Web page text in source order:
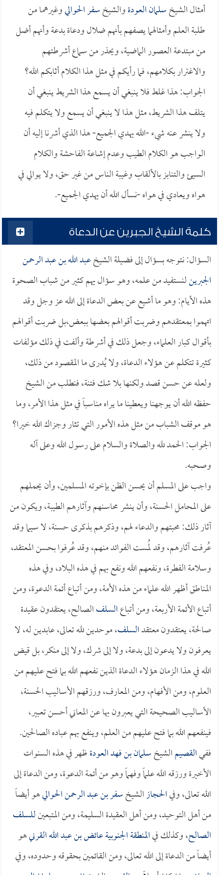
أمثال الشيخسلمان العودةوالشيخسفر الحواليوغيرهما من
طلبة العلم وأمثالهما يصفهم بأنهم ضلال ودعاة بدعة وأنهم أضل
من مبتدعة العصور الماضية، ويحذر من سماع أشرطتهم
والاغترار بكلامهم، فما رأيكم في مثل هذا الكلام أثابكم الله؟
الجواب: هذا غلط فلا ينبغي أن يسمع هذا الشريط ينبغي أن
يتلف هذا الشريط، مثل هذا لا ينبغي أن يسمع ولا يتكلم فيه
ولا ينشر عنه شيء -الله يهدي الجميع- هذا الذي أشرنا إليه أن
الواجب هو الكلام الطيب وعدم إشاعة الفاحشة والكلام
السيئ والتنابز بالألقاب وغيبة الناس من غير حق، ولا يوالي في
هواه ويعادي في هواه -نسأل الله أن يهدي الجميع-.
كلمة الشيخ الجبرين عن الدعاة
السؤال: نتوجه بسؤال إلى فضيلة الشيخعبد الله بن عبد الرحمن
الجبرينلنستفيد من علمه، وهو سؤال يهم كثير من شباب الصحوة
هذه الأيام: وهو ما أشيع عن بعض الدعاة إلى الله عز وجل وقد
اتهموا بمعتقدهم وضربت أقوالهم بعضها ببعض،بل ضربت أقوالهم
بأقوال كبار العلماء، وجعل ذلك في أشرطة وألفت في ذلك مؤلفات
كثيرة تتكلم عن هؤلاء الدعاة، ولا يُدرى ما المقصود من ذلك،
ولعله عن حسن قصد ولكنها بلا شك فتنة، فنطلب من الشيخ
حفظه الله أن يوجهنا ويعطينا ما يراه مناسباً في مثل هذا الأمر، وما
هو موقف الشباب من مثل هذه الأمور التي تثار وجزاك الله خيرا؟
الجواب: الحمد لله والصلاة والسلام على رسول الله وعلى آله
وصحبه.
واجب على المسلم أن يحسن الظن بإخوته المسلمين، وأن يحملهم
على المحامل الحسنة، وأن ينشر محاسنهم وآثارهم الطيبة، ويكون من
آثار ذلك: محبتهم والدعاء لهم، وذكرهم بذكرى حسنة، لا سيما وقد
عُرفت آثارهم، وقد لُمست الفوائد منهم، وقد عُرفوا بحسن المعتقد،
وسلامة الفطرة، ونفعهم الله ونفع بهم في هذه البلاد، وفي هذه
المناطق أظهر الله علماء من هذه الأمة، ومن أتباع أئمة الدعوة، ومن
أتباع الأئمة الأربعة، ومن أتباعالسلفالصالح، يعتقدون عقيدة
صالحة، يعتقدون معتقدالسلف، موحدين لله تعالى، عابدين له، لا
يعرفون ولا يدعون إلى بدعة، ولا إلى شرك، ولا إلى منكر، بل قيض
الله في هذا الزمان هؤلاء الدعاة الذين نفعهم الله بما فتح عليهم من
العلوم، ومن الأفهام، ومن المعارف، ورزقهم الأساليب الحسنة،
الأساليب الصحيحة التي يعبرون بها عن المعاني أحسن تعبير،
فينفعهم الله بما فتح عليهم من العلم، وينفع بهم عباده الصالحين.
ففيالقصيمالشيخسلمان بن فهد العودةظهر في هذه السنوات
الأخيرة ورزقه الله علماً وفهماً وهو من أئمة الدعوة، ومن الدعاة إلى
الله تعالى، وفيالحجازالشيخسفر بن عبد الرحمن الحواليهو أيضاً
من أهل التوحيد، ومن أهل العقيدة السليمة، ومن المتبعينللسلف
الصالح، وكذلك فيالمنطقة الجنوبيةعائض بن عبد الله القرنيهو
أيضاً من الدعاة إلى الله تعالى، ومن القائمين بحقوقه وحدوده، وفي